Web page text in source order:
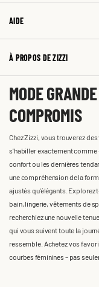
AIDE
À PROPOS DE ZIZZI
MODE
COMPROMIS
Chez Zizzi, vous trouverez
s'habiller exactement comme
confort ou les dernières
une compréhension de la
ajustés qu'élégants. Explorez
bain, lingerie, vêtements de
recherchiez une nouvelle
qui vous suivent toute la
ressemble. Achetez vos
courbes féminines – pas